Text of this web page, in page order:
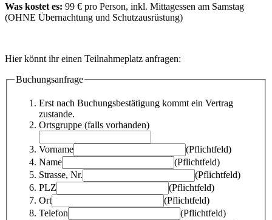
Was kostet es: 99 € pro Person, inkl. Mittagessen am Samstag
(OHNE Übernachtung und Schutzausrüstung)
Hier könnt ihr einen Teilnahmeplatz anfragen:
Buchungsanfrage
Erst nach Buchungsbestätigung kommt ein Vertrag
zustande.
Ortsgruppe (falls vorhanden)
Vorname
(Pflichtfeld)
Name
(Pflichtfeld)
Strasse, Nr.
(Pflichtfeld)
PLZ
(Pflichtfeld)
Ort
(Pflichtfeld)
Telefon
(Pflichtfeld)